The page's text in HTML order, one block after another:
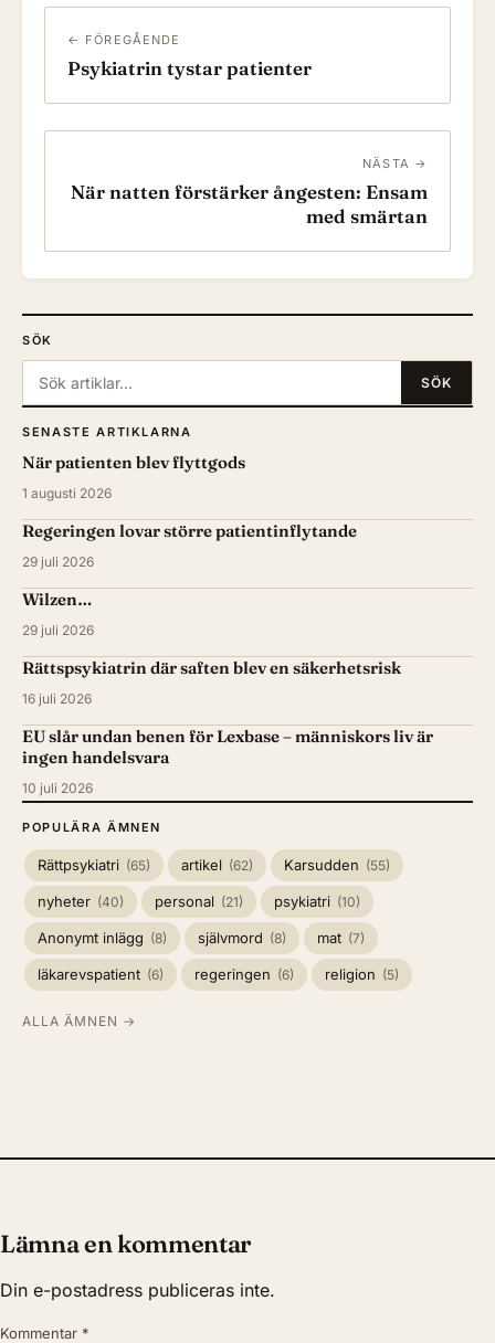
← FÖREGÅENDE
Psykiatrin tystar patienter
NÄSTA →
När natten förstärker ångesten: Ensam
med smärtan
SÖK
Sök: SÖK
SENASTE ARTIKLARNA
När patienten blev flyttgods
1 augusti 2026
Regeringen lovar större patientinflytande
29 juli 2026
Wilzen…
29 juli 2026
Rättspsykiatrin där saften blev en säkerhetsrisk
16 juli 2026
EU slår undan benen för Lexbase – människors liv är
ingen handelsvara
10 juli 2026
POPULÄRA ÄMNEN
Rättpsykiatri (65) artikel (62) Karsudden (55)
nyheter (40) personal (21) psykiatri (10)
Anonymt inlägg (8) självmord (8) mat (7)
läkarevspatient (6) regeringen (6) religion (5)
ALLA ÄMNEN →
Lämna en kommentar
Din e-postadress publiceras inte.
Kommentar *